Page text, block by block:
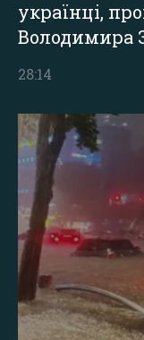
українці,
Володимира
28:14